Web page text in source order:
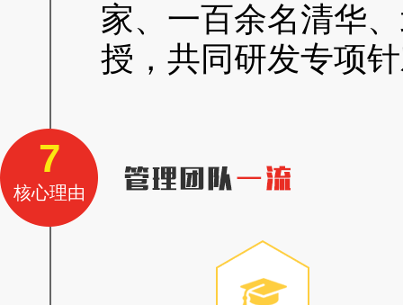
家、一百余名清华
授，共同研发专项
7
核心理由